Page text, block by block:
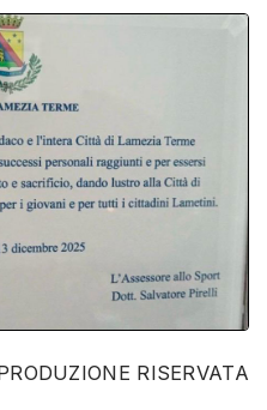
RISERVATA